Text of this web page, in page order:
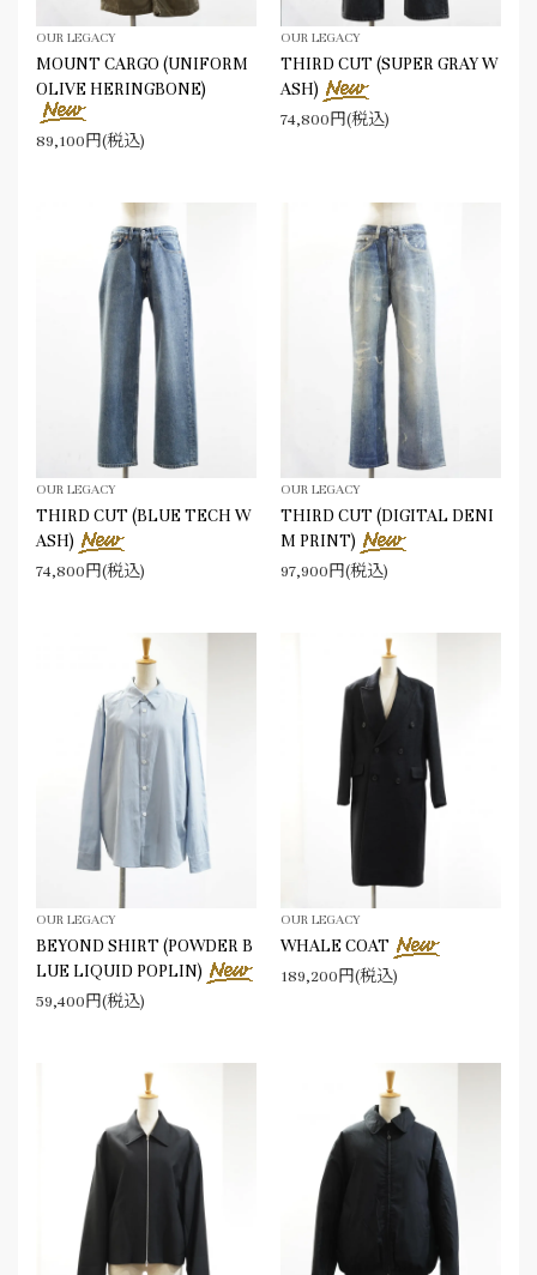
OUR LEGACY
MOUNT CARGO (UNIFORM
OLIVE HERINGBONE)
89,100円(税込)
OUR LEGACY
THIRD CUT (SUPER GRAY W
ASH)
74,800円(税込)
OUR LEGACY
THIRD CUT (BLUE TECH W
ASH)
74,800円(税込)
OUR LEGACY
THIRD CUT (DIGITAL DENI
M PRINT)
97,900円(税込)
OUR LEGACY
BEYOND SHIRT (POWDER B
LUE LIQUID POPLIN)
59,400円(税込)
OUR LEGACY
WHALE COAT
189,200円(税込)